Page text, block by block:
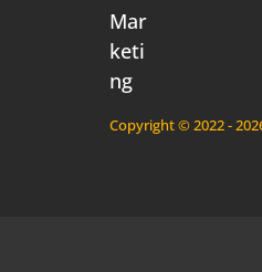
Copyright © 2022 -